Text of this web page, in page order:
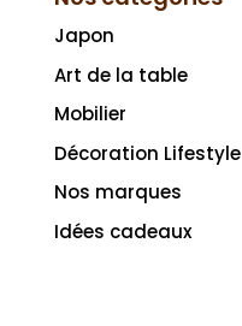
Japon
Art de la table
Mobilier
Décoration Lifestyle
Nos marques
Idées cadeaux